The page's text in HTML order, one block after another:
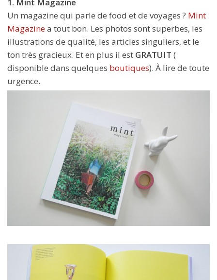
1. Mint Magazine
Un magazine qui parle de food et de voyages ? Mint
Magazinea tout bon. Les photos sont superbes, les
illustrations de qualité, les articles singuliers, et le
ton très gracieux. Et en plus il est GRATUIT (
disponible dans quelques boutiques). À lire de toute
urgence.